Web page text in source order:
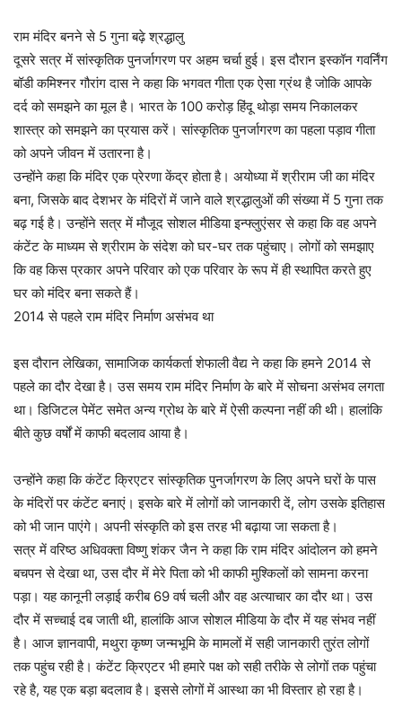
राम मंदिर बनने से 5 गुना बढ़े श्रद्धालु
दूसरे सत्र में सांस्कृतिक पुनर्जागरण पर अहम चर्चा हुई। इस दौरान इस्कॉन गवर्निंग
बॉडी कमिश्नर गौरांग दास ने कहा कि भगवत गीता एक ऐसा ग्रंथ है जोकि आपके
दर्द को समझने का मूल है। भारत के 100 करोड़ हिंदू थोड़ा समय निकालकर
शास्त्र को समझने का प्रयास करें। सांस्कृतिक पुनर्जागरण का पहला पड़ाव गीता
को अपने जीवन में उतारना है।
उन्होंने कहा कि मंदिर एक प्रेरणा केंद्र होता है। अयोध्या में श्रीराम जी का मंदिर
बना, जिसके बाद देशभर के मंदिरों में जाने वाले श्रद्धालुओं की संख्या में 5 गुना तक
बढ़ गई है। उन्होंने सत्र में मौजूद सोशल मीडिया इन्फ्लुएंसर से कहा कि वह अपने
कंटेंट के माध्यम से श्रीराम के संदेश को घर-घर तक पहुंचाए। लोगों को समझाए
कि वह किस प्रकार अपने परिवार को एक परिवार के रूप में ही स्थापित करते हुए
घर को मंदिर बना सकते हैं।
2014 से पहले राम मंदिर निर्माण असंभव था
इस दौरान लेखिका, सामाजिक कार्यकर्ता शेफाली वैद्य ने कहा कि हमने 2014 से
पहले का दौर देखा है। उस समय राम मंदिर निर्माण के बारे में सोचना असंभव लगता
था। डिजिटल पेमेंट समेत अन्य ग्रोथ के बारे में ऐसी कल्पना नहीं की थी। हालांकि
बीते कुछ वर्षों में काफी बदलाव आया है।
उन्होंने कहा कि कंटेंट क्रिएटर सांस्कृतिक पुनर्जागरण के लिए अपने घरों के पास
के मंदिरों पर कंटेंट बनाएं। इसके बारे में लोगों को जानकारी दें, लोग उसके इतिहास
को भी जान पाएंगे। अपनी संस्कृति को इस तरह भी बढ़ाया जा सकता है।
सत्र में वरिष्ठ अधिवक्ता विष्णु शंकर जैन ने कहा कि राम मंदिर आंदोलन को हमने
बचपन से देखा था, उस दौर में मेरे पिता को भी काफी मुश्किलों को सामना करना
पड़ा। यह कानूनी लड़ाई करीब 69 वर्ष चली और वह अत्याचार का दौर था। उस
दौर में सच्चाई दब जाती थी, हालांकि आज सोशल मीडिया के दौर में यह संभव नहीं
है। आज ज्ञानवापी, मथुरा कृष्ण जन्मभूमि के मामलों में सही जानकारी तुरंत लोगों
तक पहुंच रही है। कंटेंट क्रिएटर भी हमारे पक्ष को सही तरीके से लोगों तक पहुंचा
रहे है, यह एक बड़ा बदलाव है। इससे लोगों में आस्था का भी विस्तार हो रहा है।